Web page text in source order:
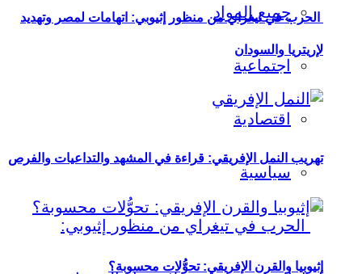
جميع المواد
اجتماعية
اقتصادية
سياسية
الحرب في تيغراي من منظور إثيوبي: اتهامات لمصر وتهديد
لإريتريا والسودان
تهريب النمل الإفريقي: قراءة في المشهد والتداعيات والفرص
إثيوبيا والقرن الإفريقي: تحوُّلات محسوبة؟